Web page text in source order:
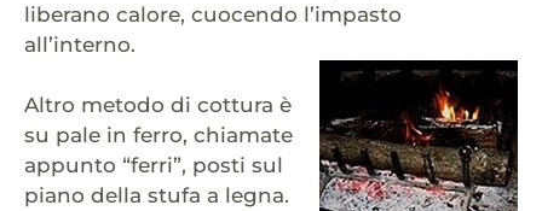
liberano calore, cuocendo l’impasto
all’interno.
Altro metodo di cottura è
su pale in ferro, chiamate
appunto “ferri”, posti sul
piano della stufa a legna.